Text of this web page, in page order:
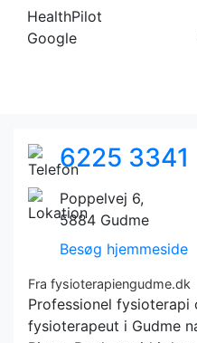
HealthPilot
Google
6225 3341
Poppelvej 6,
5884 Gudme
Besøg hjemmeside
Fra fysioterapiengudme.dk
Professionel fysioterapi
fysioterapeut i Gudme